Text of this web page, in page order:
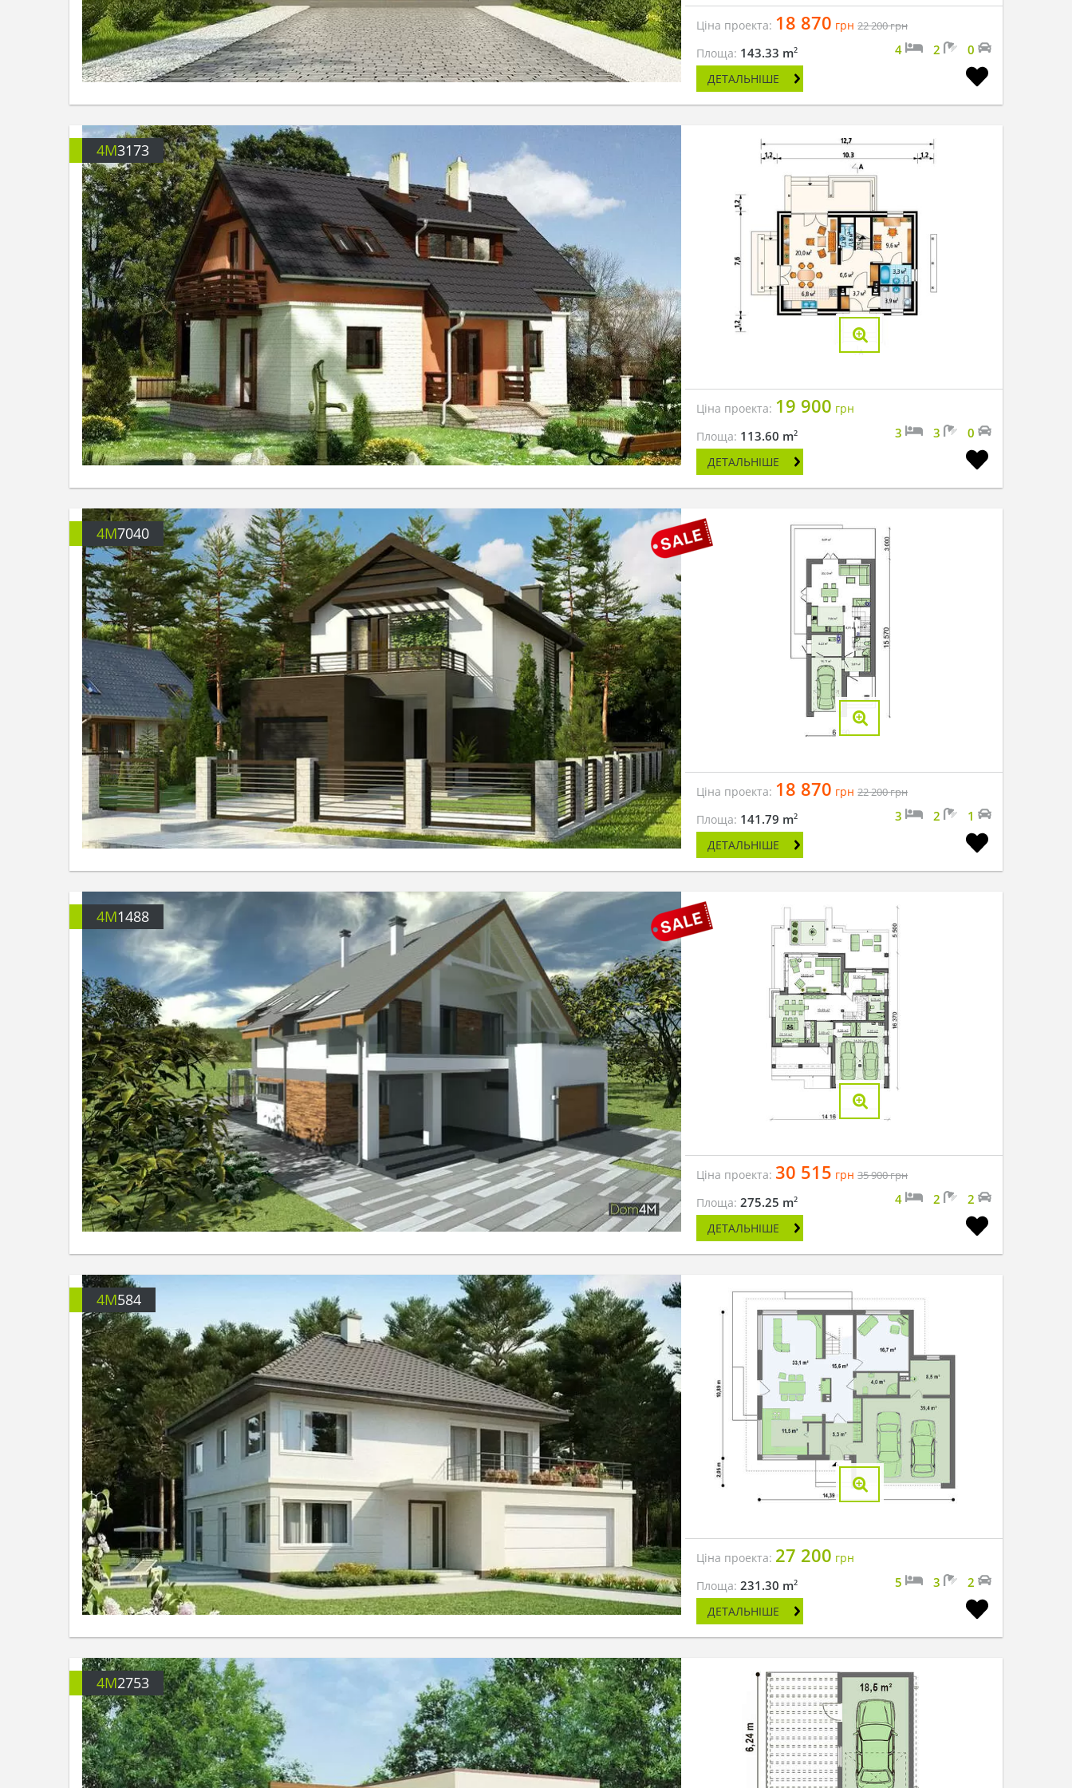
Ціна проекта: 18 870 грн 22 200грн
Площа: 143.33 m2 4 2 0
ДЕТАЛЬНІШЕ
4M3173
Ціна проекта: 19 900 грн
Площа: 113.60 m2 3 3 0
ДЕТАЛЬНІШЕ
4M7040
Ціна проекта: 18 870 грн 22 200грн
Площа: 141.79 m2 3 2 1
ДЕТАЛЬНІШЕ
4M1488
Ціна проекта: 30 515 грн 35 900грн
Площа:275.25 m2 4 2 2
ДЕТАЛЬНІШЕ
4M584
Ціна проекта: 27 200 грн
Площа:231.30 m2 5 3 2
ДЕТАЛЬНІШЕ
4M2753